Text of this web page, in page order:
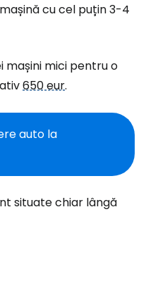
cu cel puțin 3-4
mașini mici pentru o
650 eur.
auto la
situate chiar lângă